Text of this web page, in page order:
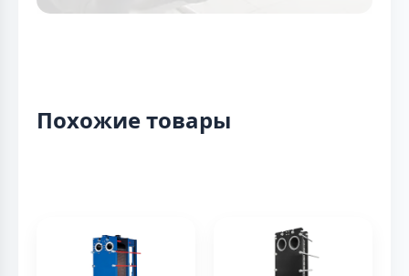
Похожие товары